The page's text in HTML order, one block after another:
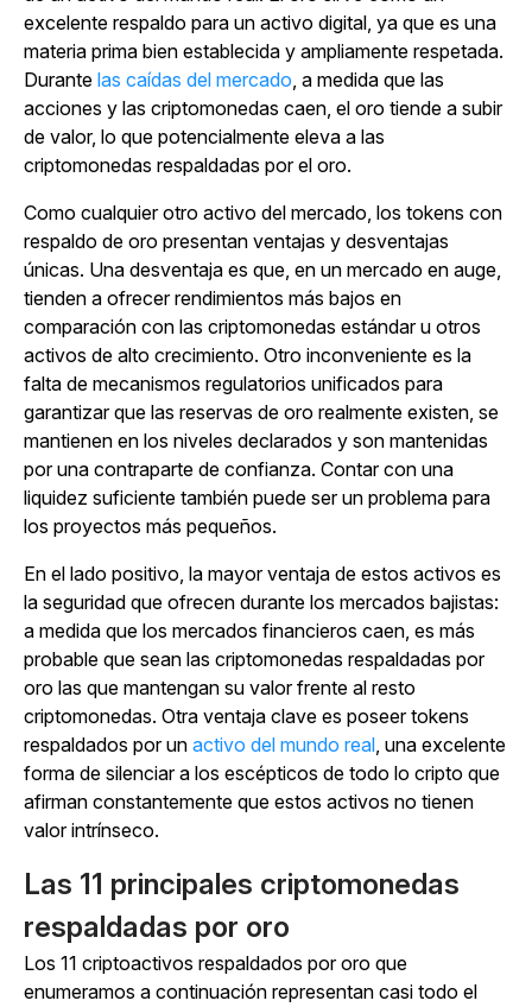
excelente respaldo para un activo digital, ya que es una
materia prima bien establecida y ampliamente respetada.
Durante las caídas del mercado, a medida que las
acciones y las criptomonedas caen, el oro tiende a subir
de valor, lo que potencialmente eleva a las
criptomonedas respaldadas por el oro.
Como cualquier otro activo del mercado, los tokens con
respaldo de oro presentan ventajas y desventajas
únicas. Una desventaja es que, en un mercado en auge,
tienden a ofrecer rendimientos más bajos en
comparación con las criptomonedas estándar u otros
activos de alto crecimiento. Otro inconveniente es la
falta de mecanismos regulatorios unificados para
garantizar que las reservas de oro realmente existen, se
mantienen en los niveles declarados y son mantenidas
por una contraparte de confianza. Contar con una
liquidez suficiente también puede ser un problema para
los proyectos más pequeños.
En el lado positivo, la mayor ventaja de estos activos es
la seguridad que ofrecen durante los mercados bajistas:
a medida que los mercados financieros caen, es más
probable que sean las criptomonedas respaldadas por
oro las que mantengan su valor frente al resto
criptomonedas. Otra ventaja clave es poseer tokens
respaldados por un activo del mundo real, una excelente
forma de silenciar a los escépticos de todo lo cripto que
afirman constantemente que estos activos no tienen
valor intrínseco.
Las 11 principales criptomonedas
respaldadas por oro
Los 11 criptoactivos respaldados por oro que
enumeramos a continuación representan casi todo el